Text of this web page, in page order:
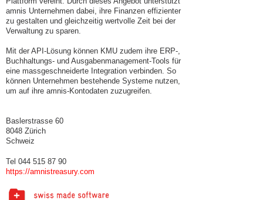
amnis Unternehmen dabei, ihre Finanzen effizienter
zu gestalten und gleichzeitig wertvolle Zeit bei der
Verwaltung zu sparen.
Mit der API-Lösung können KMU zudem ihre ERP-,
Buchhaltungs- und Ausgabenmanagement-Tools für
eine massgeschneiderte Integration verbinden. So
können Unternehmen bestehende Systeme nutzen,
um auf ihre amnis-Kontodaten zuzugreifen.
Baslerstrasse 60
8048 Zürich
Schweiz
Tel 044 515 87 90
https://amnistreasury.com